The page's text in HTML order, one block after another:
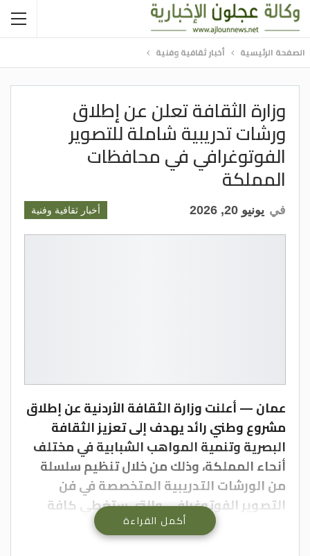
الصفحة الرئيسية أخبار ثقافية وفنية
وزارة الثقافة تعلن عن إطلاق
ورشات تدريبية شاملة للتصوير
الفوتوغرافي في محافظات
المملكة
أخبار ثقافية وفنية في يونيو 20, 2026
عمان — أعلنت وزارة الثقافة الأردنية عن إطلاق
مشروع وطني رائد يهدف إلى تعزيز الثقافة
البصرية وتنمية المواهب الشبابية في مختلف
أنحاء المملكة، وذلك من خلال تنظيم سلسلة
من الورشات التدريبية المتخصصة في فن
التصوير الفوتوغرافي، والتي ستغطي كافة
محافظات المملكة لتصل إلى أكبر شريحة
ممكنة من المهتمين والمبدعين والمصورين
أكمل القراءة